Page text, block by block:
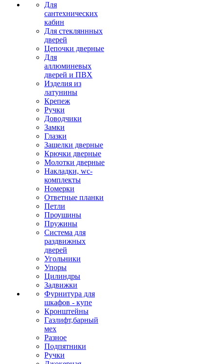
Для
сантехнических
кабин
Для стекляннных
дверей
Цепочки дверные
Для
аллюминевых
дверей и ПВХ
Изделия из
латунины
Крепеж
Ручки
Доводчики
Замки
Глазки
Защелки дверные
Крючки дверные
Молотки дверные
Накладки, wc-
комплекты
Номерки
Ответные планки
Петли
Проушины
Пружины
Система для
раздвижных
дверей
Угольники
Упоры
Цилиндры
Задвижки
Фурнитура для
шкафов - купе
Кронштейны
Газлифт,барный
мех
Разное
Подпятники
Ручки